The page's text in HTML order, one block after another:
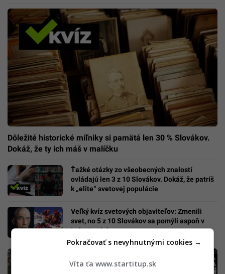
Dôležité historické míľniky si pamätá len 30 % Slovákov.
Dokáž, že ty ich máš v malíčku
Ťažké otázky zo všeobecných znalostí
ovládajú len 3 z 10 Slovákov. Dokáž, že patríš
k „elite“ svetovej populácie
Veľký kvíz svetových objaviteľov: Zmenili
svet, no 5 z 10 Slovákov sa pomýli aspoň v
jednej otázke
Víta ťa www.startitup.sk
Pokračovať s nevyhnutnými cookies →